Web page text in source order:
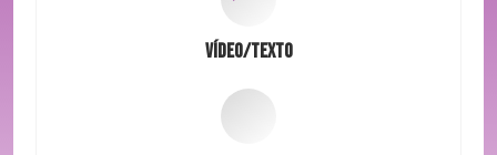
Vídeo/Texto